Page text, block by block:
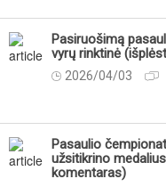
Pasiruošimą
vyrų rinktinė
2026/04/03
Pasaulio
užsitikrino
komentaras)